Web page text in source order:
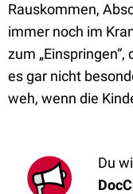
Rauskommen,
immer noch im
zum
es gar nicht
weh, wenn die
Du